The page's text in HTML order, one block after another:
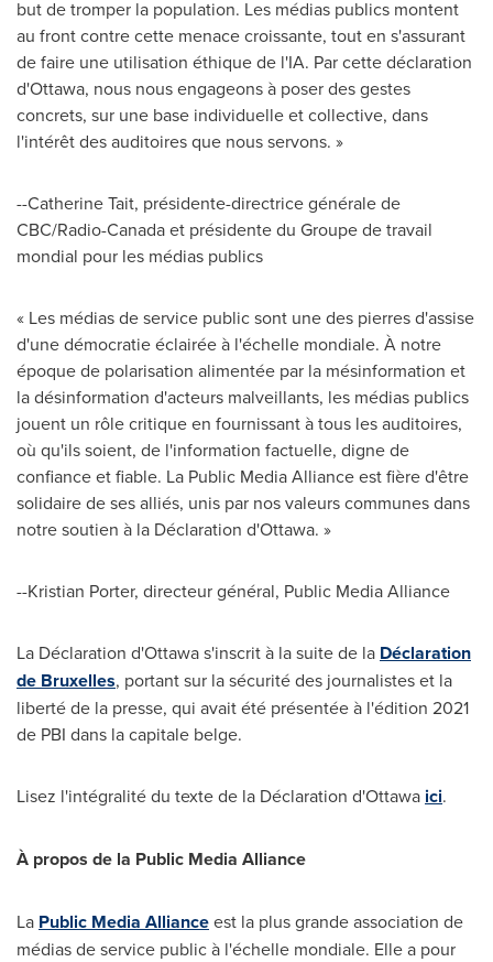
but de tromper la population. Les médias publics montent
au front contre cette menace croissante, tout en s'assurant
de faire une utilisation éthique de l'IA. Par cette déclaration
d'Ottawa, nous nous engageons à poser des gestes
concrets, sur une base individuelle et collective, dans
l'intérêt des auditoires que nous servons. »
--Catherine Tait, présidente-directrice générale de
CBC/Radio-Canada et présidente du Groupe de travail
mondial pour les médias publics
« Les médias de service public sont une des pierres d'assise
d'une démocratie éclairée à l'échelle mondiale. À notre
époque de polarisation alimentée par la mésinformation et
la désinformation d'acteurs malveillants, les médias publics
jouent un rôle critique en fournissant à tous les auditoires,
où qu'ils soient, de l'information factuelle, digne de
confiance et fiable. La Public Media Alliance est fière d'être
solidaire de ses alliés, unis par nos valeurs communes dans
notre soutien à la Déclaration d'Ottawa. »
--Kristian Porter, directeur général, Public Media Alliance
La Déclaration d'Ottawas'inscrit à la suite de la Déclaration
de Bruxelles, portant sur la sécurité des journalistes et la
liberté de la presse, qui avait été présentée à l'édition 2021
de PBI dans la capitale belge.
Lisez l'intégralité du texte de la Déclaration d'Ottawa ici.
À propos de la Public Media Alliance
La Public Media Allianceest la plus grande association de
médias de service public à l'échelle mondiale. Elle a pour